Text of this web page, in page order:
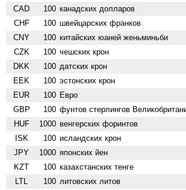
CAD 100 канадских долларов
CHF 100 швейцарских франков
CNY 100 китайских юаней женьминьби
CZK 100 чешских крон
DKK 100 датских крон
EEK 100 эстонских крон
EUR 100 Евро
GBP 100 фунтов стерлингов
HUF 1000 венгерских форинтов
ISK 100 исландских крон
JPY 1000 японских йен
KZT 100 казахстанских тенге
LTL 100 литовских литов